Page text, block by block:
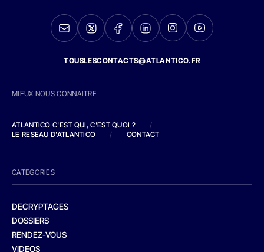
TOUSLESCONTACTS@ATLANTICO.FR
MIEUX NOUS CONNAITRE
ATLANTICO C'EST QUI, C'EST QUOI ?
/
LE RESEAU D'ATLANTICO
/ CONTACT
CATEGORIES
DECRYPTAGES
DOSSIERS
RENDEZ-VOUS
VIDEOS